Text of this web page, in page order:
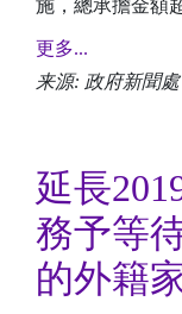
施，總承擔金額
更多...
来源: 政府新聞處
延長
務予等
的外籍